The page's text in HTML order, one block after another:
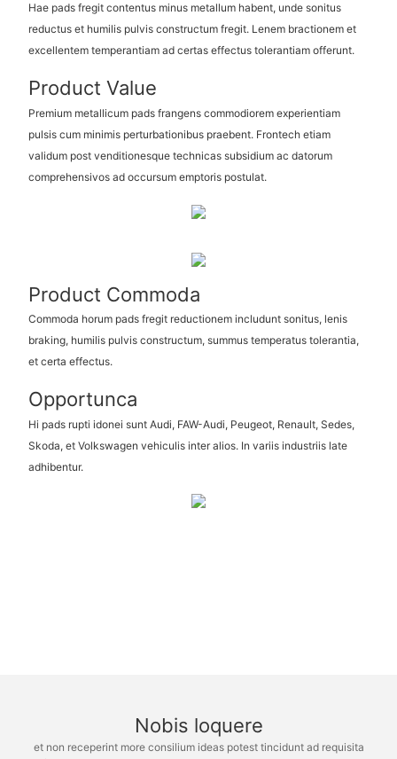
Hae pads fregit contentus minus metallum habent, unde sonitus
reductus et humilis pulvis constructum fregit. Lenem bractionem et
excellentem temperantiam ad certas effectus tolerantiam offerunt.
Product Value
Premium metallicum pads frangens commodiorem experientiam
pulsis cum minimis perturbationibus praebent. Frontech etiam
validum post venditionesque technicas subsidium ac datorum
comprehensivos ad occursum emptoris postulat.
Product Commoda
Commoda horum pads fregit reductionem includunt sonitus, lenis
braking, humilis pulvis constructum, summus temperatus tolerantia,
et certa effectus.
Opportunca
Hi pads rupti idonei sunt Audi, FAW-Audi, Peugeot, Renault, Sedes,
Skoda, et Volkswagen vehiculis inter alios. In variis industriis late
adhibentur.
Nobis loquere
et non receperint more consilium ideas potest tincidunt ad requisita